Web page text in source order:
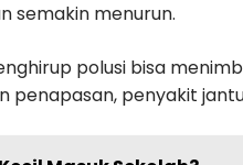
semakin menurun.
polusi bisa
penapasan, penyakit